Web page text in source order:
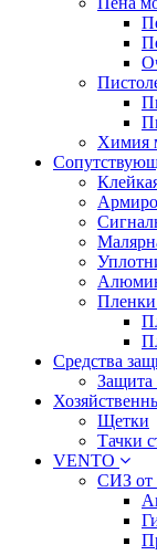
Химия
Пленки
Средства
Защита
Щетки
Тачки
VENTO
СИЗ от